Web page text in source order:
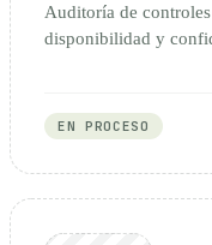
Auditoría de
disponibilidad y
EN PROCESO